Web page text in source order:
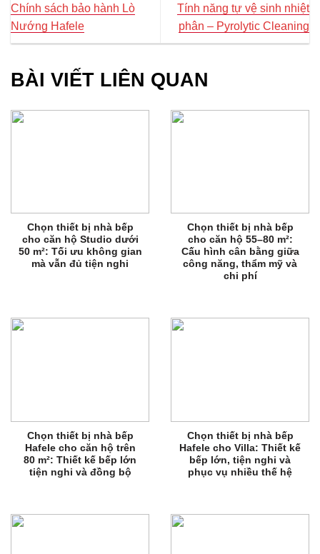
Chính sách bảo hành Lò
Nướng Hafele
Tính năng tự vệ sinh nhiệt
phân – Pyrolytic Cleaning
BÀI VIẾT LIÊN QUAN
Chọn thiết bị nhà bếp
cho căn hộ Studio dưới
50 m²: Tối ưu không gian
mà vẫn đủ tiện nghi
Chọn thiết bị nhà bếp
cho căn hộ 55–80 m²:
Cấu hình cân bằng giữa
công năng, thẩm mỹ và
chi phí
Chọn thiết bị nhà bếp
Hafele cho căn hộ trên
80 m²: Thiết kế bếp lớn
tiện nghi và đồng bộ
Chọn thiết bị nhà bếp
Hafele cho Villa: Thiết kế
bếp lớn, tiện nghi và
phục vụ nhiều thế hệ